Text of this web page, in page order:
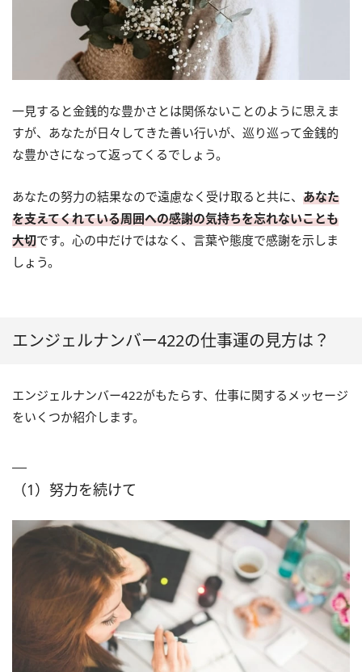
一見すると金銭的な豊かさとは関係ないことのように思えま
すが、あなたが日々してきた善い行いが、巡り巡って金銭的
な豊かさになって返ってくるでしょう。
あなたの努力の結果なので遠慮なく受け取ると共に、 あなた
を支えてくれている周囲への感謝の気持ちを忘れないことも
大切です。心の中だけではなく、言葉や態度で感謝を示しま
しょう。
エンジェルナンバー422の仕事運の見方は？
エンジェルナンバー422がもたらす、仕事に関するメッセージ
をいくつか紹介します。
（1）努力を続けて